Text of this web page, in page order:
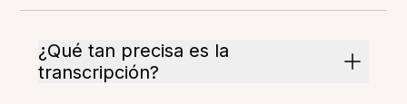
¿Qué tan precisa es la
transcripción?